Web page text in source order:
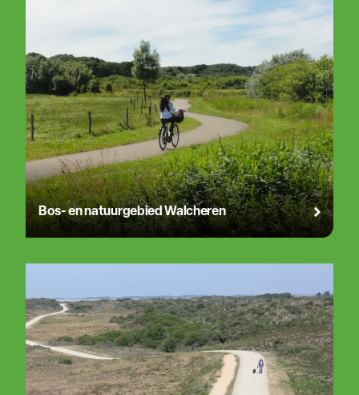
Bos- en natuurgebied Walcheren